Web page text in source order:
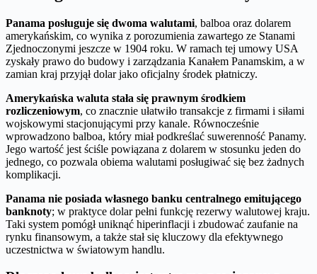
Panama posługuje się dwoma walutami, balboa oraz dolarem
amerykańskim, co wynika z porozumienia zawartego ze Stanami
Zjednoczonymi jeszcze w 1904 roku. W ramach tej umowy USA
zyskały prawo do budowy i zarządzania Kanałem Panamskim, a w
zamian kraj przyjął dolar jako oficjalny środek płatniczy.
Amerykańska waluta stała się prawnym środkiem
rozliczeniowym, co znacznie ułatwiło transakcje z firmami i siłami
wojskowymi stacjonującymi przy kanale. Równocześnie
wprowadzono balboa, który miał podkreślać suwerenność Panamy.
Jego wartość jest ściśle powiązana z dolarem w stosunku jeden do
jednego, co pozwala obiema walutami posługiwać się bez żadnych
komplikacji.
Panama nie posiada własnego banku centralnego emitującego
banknoty; w praktyce dolar pełni funkcję rezerwy walutowej kraju.
Taki system pomógł uniknąć hiperinflacji i zbudować zaufanie na
rynku finansowym, a także stał się kluczowy dla efektywnego
uczestnictwa w światowym handlu.